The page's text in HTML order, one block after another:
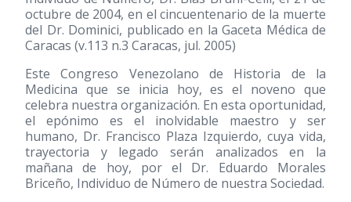
octubre de 2004, en el cincuentenario de la muerte
del Dr. Dominici, publicado en la Gaceta Médica de
Caracas (v.113 n.3 Caracas, jul. 2005)
Este Congreso Venezolano de Historia de la
Medicina que se inicia hoy, es el noveno que
celebra nuestra organización. En esta oportunidad,
el epónimo es el inolvidable maestro y ser
humano, Dr. Francisco Plaza Izquierdo, cuya vida,
trayectoria y legado serán analizados en la
mañana de hoy, por el Dr. Eduardo Morales
Briceño, Individuo de Número de nuestra Sociedad.